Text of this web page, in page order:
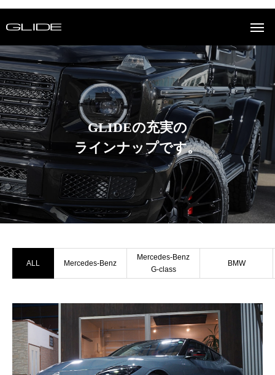
GLIDEの充実の
ラインナップです。
ALL Mercedes-Benz
Mercedes-Benz
G-class
BMW